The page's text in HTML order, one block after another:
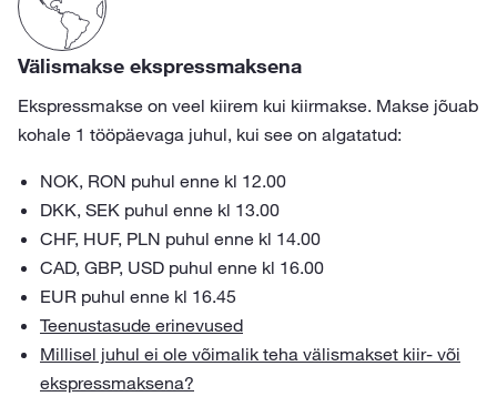
Välismakse ekspressmaksena
Ekspressmakse on veel kiirem kui kiirmakse. Makse jõuab
kohale 1 tööpäevaga juhul, kui see on algatatud:
NOK, RON puhul enne kl 12.00
DKK, SEK puhul enne kl 13.00
CHF, HUF, PLN puhul enne kl 14.00
CAD, GBP, USD puhul enne kl 16.00
EUR puhul enne kl 16.45
Teenustasude erinevused
Millisel juhul ei ole võimalik teha välismakset kiir- või
ekspressmaksena?